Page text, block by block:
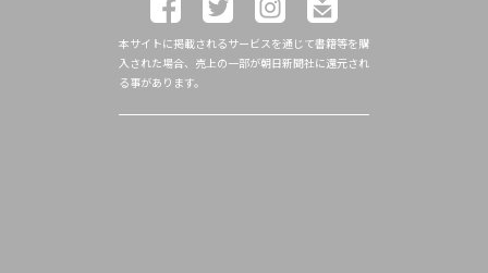
本サイトに掲載されるサービスを通じて書籍等を購
入された場合、売上の一部が朝日新聞社に還元され
る事があります。